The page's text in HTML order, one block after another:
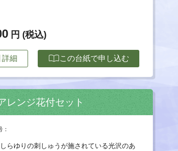
円 (税込)
詳細 import_contactsこの台紙で申し込む
レンジ花付セット
：
らゆりの刺しゅうが施されている光沢のあ